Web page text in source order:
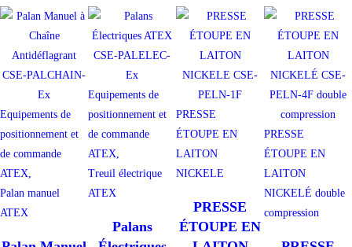
Equipements de
positionnement et
de commande
ATEX,
Palan manuel
ATEX
Equipements de
positionnement et
de commande
ATEX,
Treuil électrique
ATEX
Palans
PRESSE
ÉTOUPE EN
LAITON
NICKELE
PRESSE
ÉTOUPE EN
PRESSE
ÉTOUPE EN
LAITON
NICKELÉ double
compression